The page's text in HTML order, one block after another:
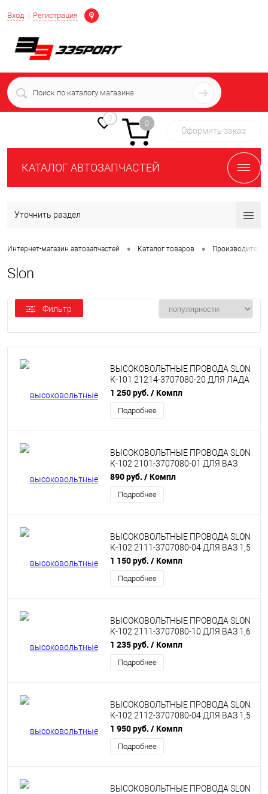
Вход Регистрация
Определение
+7 (939) 716-10-06
пн-пт 7:00-16:00 МСК
0
0
Оформить заказ
КАТАЛОГ АВТОЗАПЧАСТЕЙ
Уточнить раздел
Интернет-магазин автозапчастей • Каталог товаров • Производители
Slon
Фильтр
ВЫСОКОВОЛЬТНЫЕ ПРОВОДА SLON
К-101 21214-3707080-20 ДЛЯ ЛАДА
4X4 (НИВА), ВАЗ 2105-07
1 250 руб. / Компл
Подробнее
ВЫСОКОВОЛЬТНЫЕ ПРОВОДА SLON
К-102 2101-3707080-01 ДЛЯ ВАЗ
2101-07 (КАРБЮРАТОР)
890 руб. / Компл
Подробнее
ВЫСОКОВОЛЬТНЫЕ ПРОВОДА SLON
К-102 2111-3707080-04 ДЛЯ ВАЗ 1,5
Л 8V
1 150 руб. / Компл
Подробнее
ВЫСОКОВОЛЬТНЫЕ ПРОВОДА SLON
К-102 2111-3707080-10 ДЛЯ ВАЗ 1,6
Л 8V
1 235 руб. / Компл
Подробнее
ВЫСОКОВОЛЬТНЫЕ ПРОВОДА SLON
К-102 2112-3707080-04 ДЛЯ ВАЗ 1,5
Л 16V
1 950 руб. / Компл
Подробнее
ВЫСОКОВОЛЬТНЫЕ ПРОВОДА SLON